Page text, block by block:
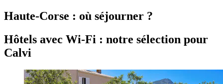
Haute-Corse : où séjourner ?
Hôtels avec Wi-Fi : notre sélection pour
Calvi